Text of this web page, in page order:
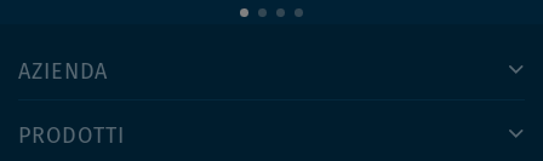
AZIENDA
PRODOTTI